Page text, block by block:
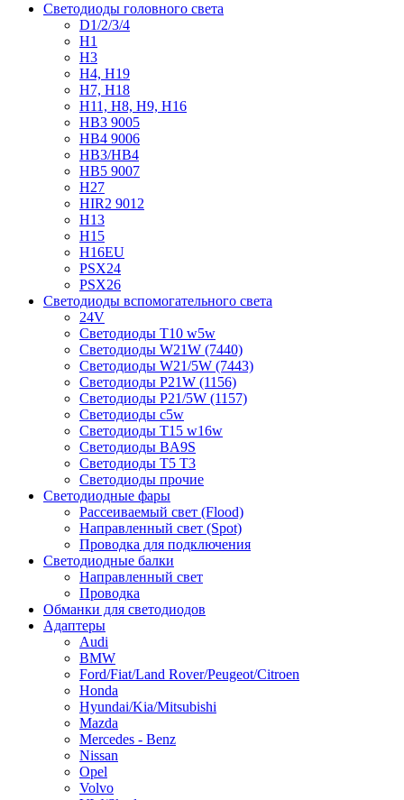
Светодиоды головного света
D1/2/3/4
H1
H3
H4, H19
H7, H18
H11, H8, H9, H16
HB3 9005
HB4 9006
HB3/HB4
HB5 9007
H27
HIR2 9012
H13
H15
H16EU
PSX24
PSX26
Светодиоды вспомогательного света
24V
Светодиоды T10 w5w
Светодиоды W21W (7440)
Светодиоды W21/5W (7443)
Светодиоды P21W (1156)
Светодиоды P21/5W (1157)
Светодиоды c5w
Светодиоды T15 w16w
Светодиоды BA9S
Светодиоды T5 T3
Светодиоды прочие
Светодиодные фары
Рассеиваемый свет (Flood)
Направленный свет (Spot)
Проводка для подключения
Светодиодные балки
Направленный свет
Проводка
Обманки для светодиодов
Адаптеры
Audi
BMW
Ford/Fiat/Land Rover/Peugeot/Citroen
Honda
Hyundai/Kia/Mitsubishi
Mazda
Mercedes - Benz
Nissan
Opel
Volvo